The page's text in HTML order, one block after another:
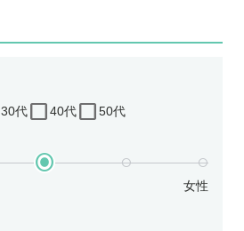
30代 40代
50代
女性